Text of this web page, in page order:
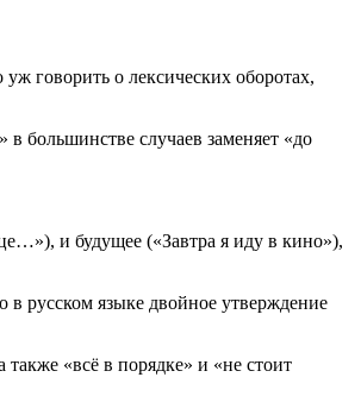
говорить о лексических оборотах,
большинстве случаев заменяет «до
и будущее («Завтра я иду в кино»),
в русском языке двойное утверждение
«всё в порядке» и «не стоит